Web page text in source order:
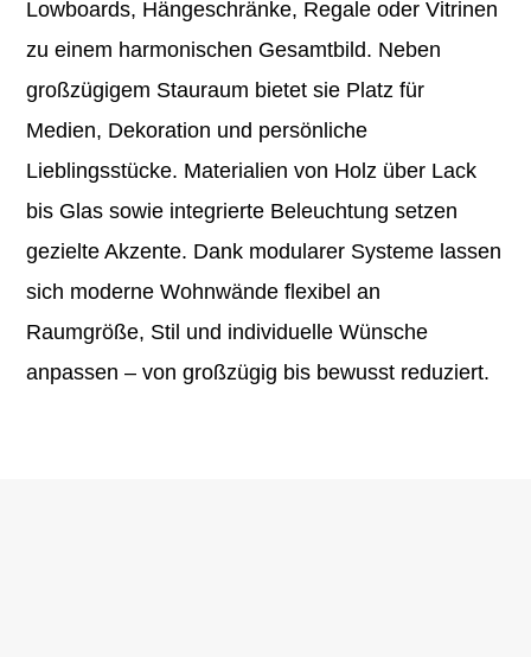
Lowboards, Hängeschränke, Regale oder Vitrinen
zu einem harmonischen Gesamtbild. Neben
großzügigem Stauraum bietet sie Platz für
Medien, Dekoration und persönliche
Lieblingsstücke. Materialien von Holz über Lack
bis Glas sowie integrierte Beleuchtung setzen
gezielte Akzente. Dank modularer Systeme lassen
sich moderne Wohnwände flexibel an
Raumgröße, Stil und individuelle Wünsche
anpassen – von großzügig bis bewusst reduziert.